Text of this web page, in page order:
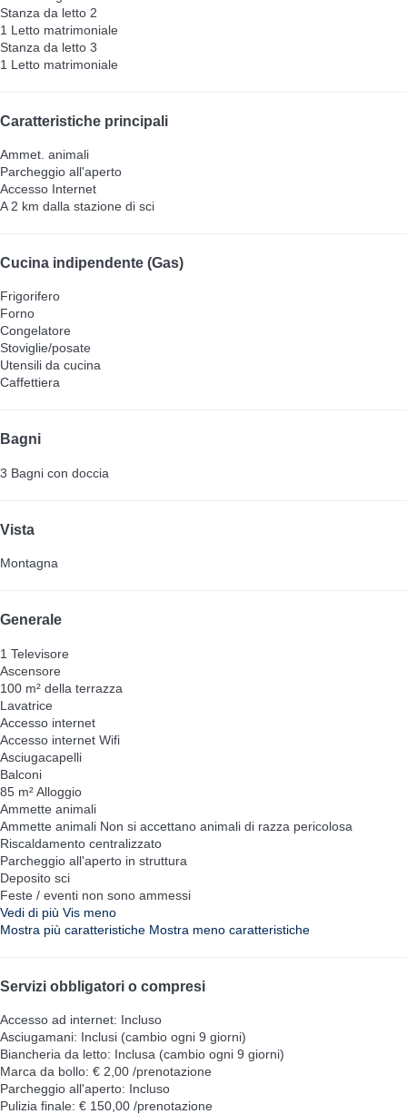
Stanza da letto 2
1 Letto matrimoniale
Stanza da letto 3
1 Letto matrimoniale
Caratteristiche principali
Ammet. animali
Parcheggio all'aperto
Accesso Internet
A 2 km dalla stazione di sci
Cucina indipendente (Gas)
Frigorifero
Forno
Congelatore
Stoviglie/posate
Utensili da cucina
Caffettiera
Bagni
3 Bagni con doccia
Vista
Montagna
Generale
1 Televisore
Ascensore
100 m² della terrazza
Lavatrice
Accesso internet
Accesso internet Wifi
Asciugacapelli
Balconi
85 m² Alloggio
Ammette animali
Ammette animali Non si accettano animali di razza pericolosa
Riscaldamento centralizzato
Parcheggio all'aperto in struttura
Deposito sci
Feste / eventi non sono ammessi
Vedi di più Vis meno
Mostra più caratteristiche Mostra meno caratteristiche
Servizi obbligatori o compresi
Accesso ad internet: Incluso
Asciugamani: Inclusi (cambio ogni 9 giorni)
Biancheria da letto: Inclusa (cambio ogni 9 giorni)
Marca da bollo: € 2,00 /prenotazione
Parcheggio all'aperto: Incluso
Pulizia finale: € 150,00 /prenotazione